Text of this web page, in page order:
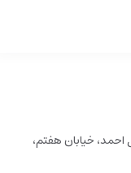
احمد، خیابان هفتم،